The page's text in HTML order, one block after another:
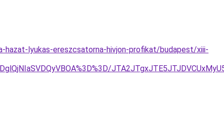
lyukas-ereszcsatorna-hivjon-profikat/budapest/xiii-